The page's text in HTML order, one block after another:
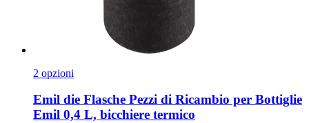
2 opzioni
Emil die Flasche Pezzi di Ricambio per Bottiglie
Emil 0,4 L, bicchiere termico